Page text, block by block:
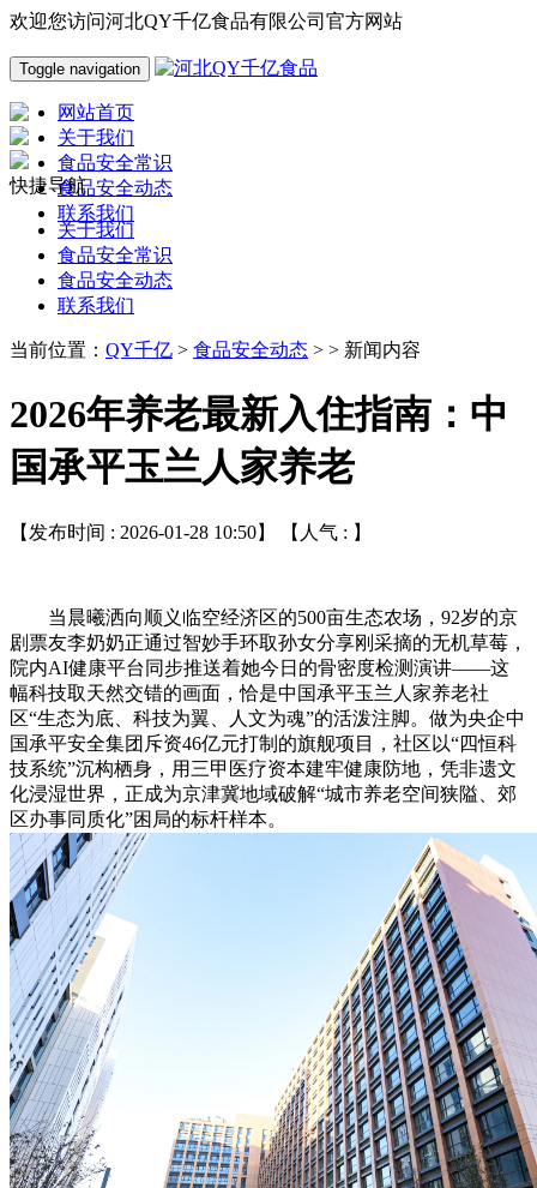
欢迎您访问河北QY千亿食品有限公司官方网站
Toggle navigation
网站首页
关于我们
食品安全常识
食品安全动态
联系我们
快捷导航
关于我们
食品安全常识
食品安全动态
联系我们
当前位置： QY千亿 > 食品安全动态 > > 新闻内容
2026年养老最新入住指南：中
国承平玉兰人家养老
【发布时间 : 2026-01-28 10:50】 【人气 : 】
当晨曦洒向顺义临空经济区的500亩生态农场，92岁的京
剧票友李奶奶正通过智妙手环取孙女分享刚采摘的无机草莓，
院内AI健康平台同步推送着她今日的骨密度检测演讲——这
幅科技取天然交错的画面，恰是中国承平玉兰人家养老社
区“生态为底、科技为翼、人文为魂”的活泼注脚。做为央企中
国承平安全集团斥资46亿元打制的旗舰项目，社区以“四恒科
技系统”沉构栖身，用三甲医疗资本建牢健康防地，凭非遗文
化浸湿世界，正成为京津冀地域破解“城市养老空间狭隘、郊
区办事同质化”困局的标杆样本。